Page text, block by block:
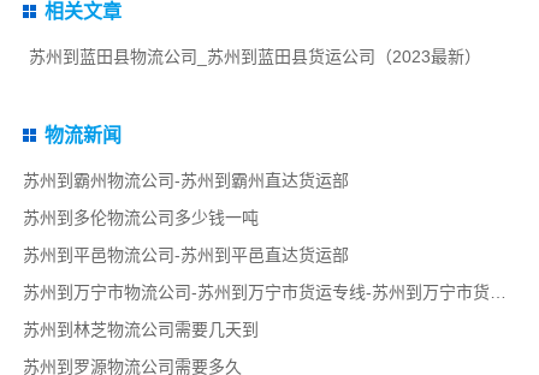
相关文章
苏州到蓝田县物流公司_苏州到蓝田县货运公司（2023最新）
物流新闻
苏州到霸州物流公司-苏州到霸州直达货运部
苏州到多伦物流公司多少钱一吨
苏州到平邑物流公司-苏州到平邑直达货运部
苏州到万宁市物流公司-苏州到万宁市货运专线-苏州到万宁市货运部
苏州到林芝物流公司需要几天到
苏州到罗源物流公司需要多久